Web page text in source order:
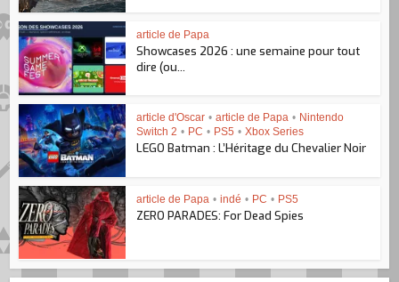
article de Papa
Showcases 2026 : une semaine pour tout
dire (ou...
article d'Oscar • article de Papa • Nintendo
Switch 2 • PC • PS5 • Xbox Series
LEGO Batman : L’Héritage du Chevalier Noir
article de Papa • indé • PC • PS5
ZERO PARADES: For Dead Spies